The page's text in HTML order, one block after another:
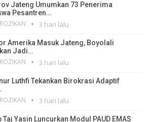
Jateng Umumkan 73 Penerima
Pesantren…
3 hari lalu
Amerika Masuk Jateng, Boyolali
Jadi…
3 hari lalu
Luthfi Tekankan Birokrasi Adaptif
3 hari lalu
Taj Yasin Luncurkan Modul PAUD EMAS